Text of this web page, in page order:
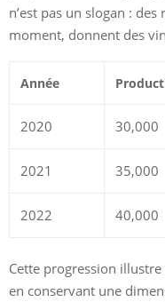
n’est pas un slogan :
moment, donnent des
Année
2020 30,000
2021 35,000
2022 40,000
Cette progression
en conservant une